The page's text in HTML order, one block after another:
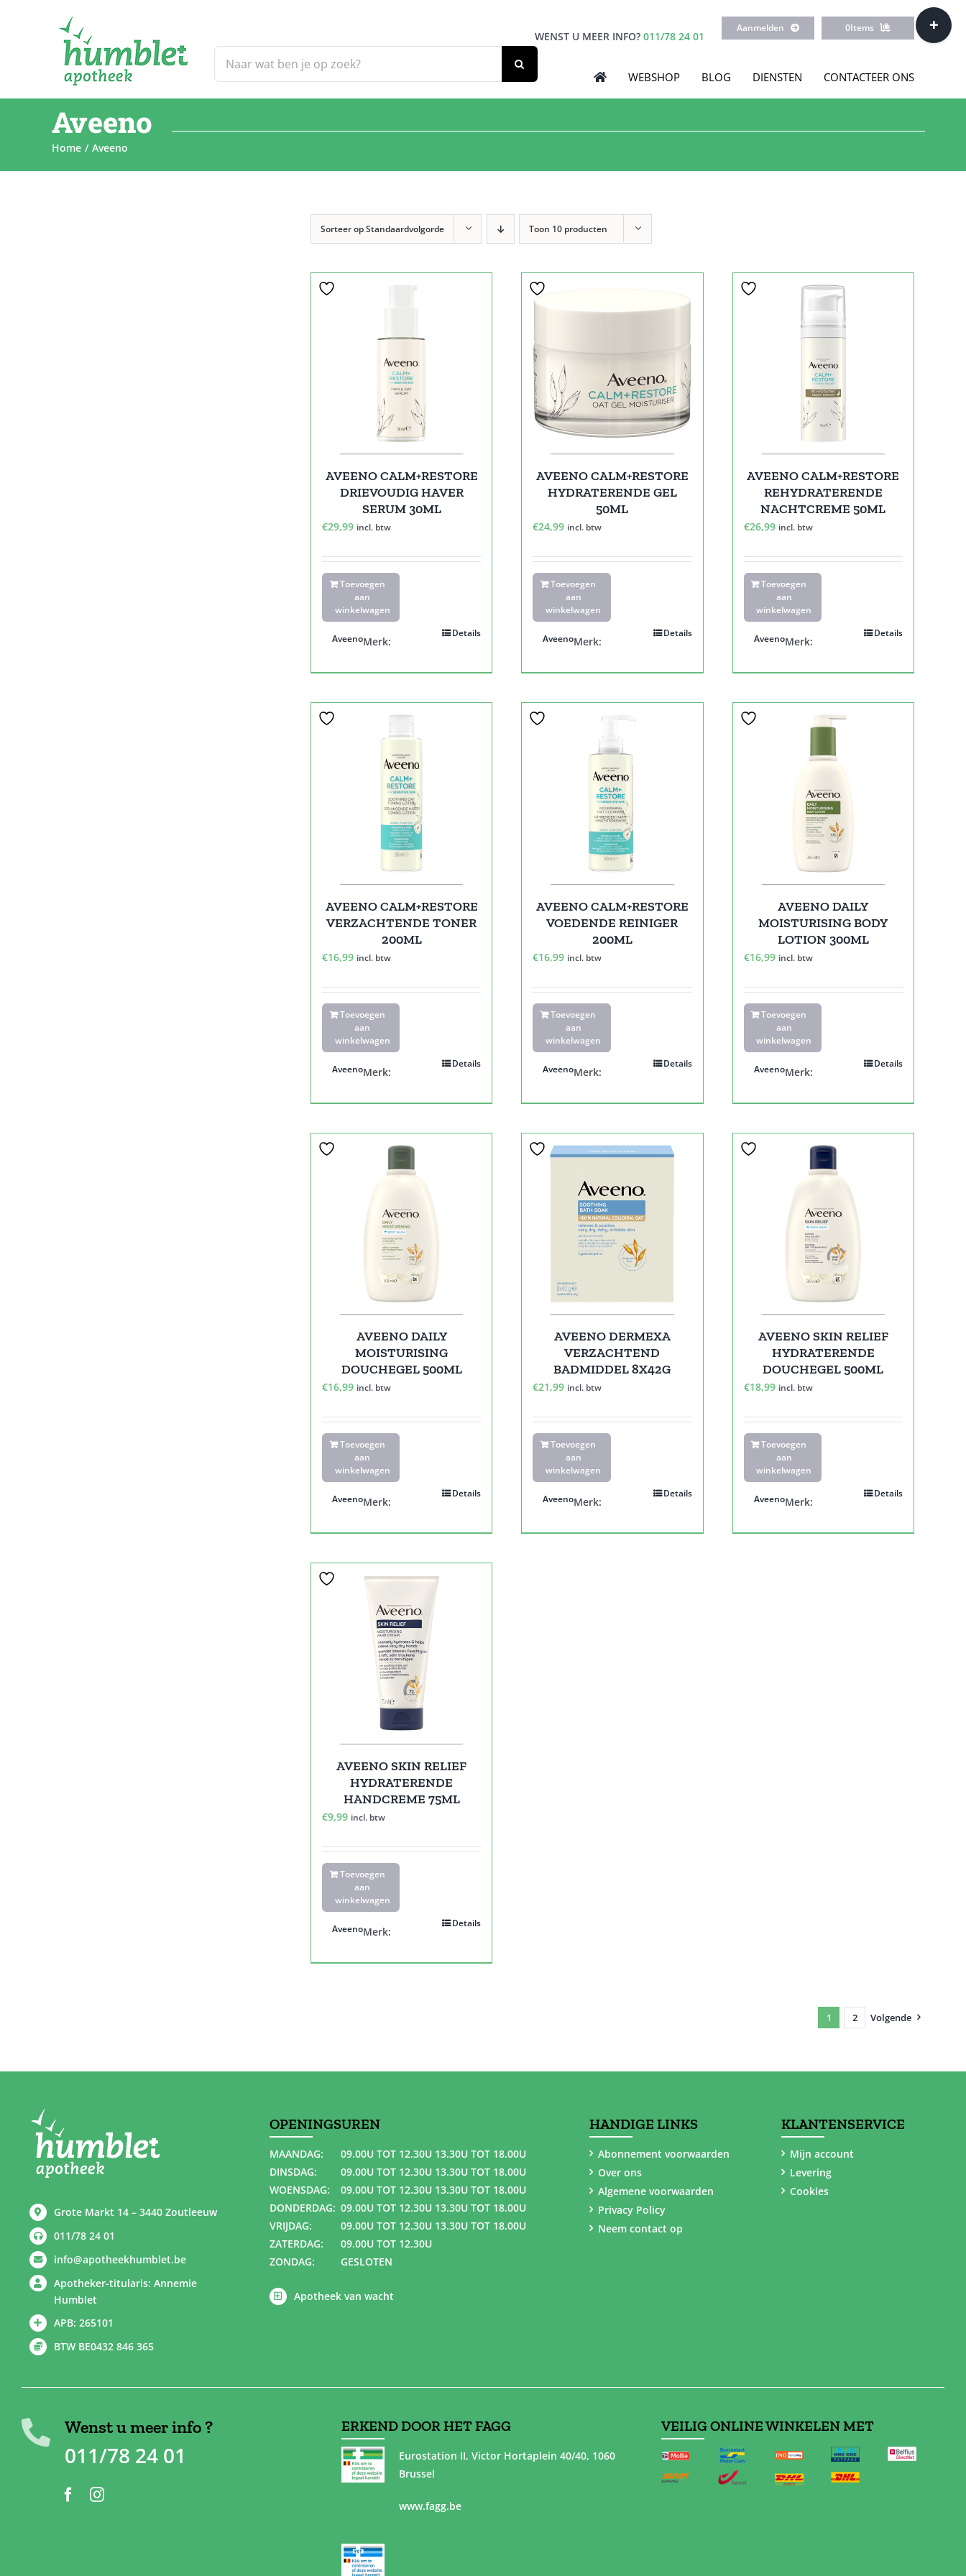
naar:
WENST U MEER INFO? 011/78 24 01
Aanmelden 0Items
WEBSHOP BLOG DIENSTEN CONTACTEER ONS
Aveeno
Home Aveeno
Sorteer opStandaardvolgorde Toon 10 producten
AVEENO CALM+RESTORE
DRIEVOUDIG HAVER
SERUM 30ML
€29,99 incl. btw
Toevoegen
aan
winkelwagen
Details
Merk:
Aveeno
AVEENO CALM+RESTORE
HYDRATERENDE GEL
50ML
€24,99 incl. btw
Toevoegen
aan
winkelwagen
Details
Merk:
Aveeno
AVEENO CALM+RESTORE
REHYDRATERENDE
NACHTCREME 50ML
€26,99 incl. btw
Toevoegen
aan
winkelwagen
Details
Merk:
Aveeno
AVEENO CALM+RESTORE
VERZACHTENDE TONER
200ML
€16,99 incl. btw
Toevoegen
aan
winkelwagen
Details
Merk:
Aveeno
AVEENO CALM+RESTORE
VOEDENDE REINIGER
200ML
€16,99 incl. btw
Toevoegen
aan
winkelwagen
Details
Merk:
Aveeno
AVEENO DAILY
MOISTURISING BODY
LOTION 300ML
€16,99 incl. btw
Toevoegen
aan
winkelwagen
Details
Merk:
Aveeno
AVEENO DAILY
MOISTURISING
DOUCHEGEL 500ML
€16,99 incl. btw
Toevoegen
aan
winkelwagen
Details
Merk:
Aveeno
AVEENO DERMEXA
VERZACHTEND
BADMIDDEL 8X42G
€21,99 incl. btw
Toevoegen
aan
winkelwagen
Details
Merk:
Aveeno
AVEENO SKIN RELIEF
HYDRATERENDE
DOUCHEGEL 500ML
€18,99 incl. btw
Toevoegen
aan
winkelwagen
Details
Merk:
Aveeno
AVEENO SKIN RELIEF
HYDRATERENDE
HANDCREME 75ML
€9,99 incl. btw
Toevoegen
aan
winkelwagen
Details
Merk:
Aveeno
1 2 Volgende
Grote Markt 14 – 3440 Zoutleeuw
011/78 24 01
info@apotheekhumblet.be
Apotheker-titularis: Annemie
Humblet
APB: 265101
BTW BE0432 846 365
OPENINGSUREN
MAANDAG:
09.00U TOT 12.30U 13.30U TOT 18.00U
DINSDAG:
09.00U TOT 12.30U 13.30U TOT 18.00U
WOENSDAG:
09.00U TOT 12.30U 13.30U TOT 18.00U
DONDERDAG: 09.00U TOT 12.30U 13.30U TOT 18.00U
VRIJDAG:
09.00U TOT 12.30U 13.30U TOT 18.00U
ZATERDAG:
09.00U TOT 12.30U
ZONDAG:
GESLOTEN
Apotheek van wacht
HANDIGE LINKS
Abonnement voorwaarden
Over ons
Algemene voorwaarden
Privacy Policy
Neem contact op
KLANTENSERVICE
Mijn account
Levering
Cookies
Wenst u meer info ?
011/78 24 01
ERKEND DOOR HET FAGG
Eurostation II, Victor Hortaplein 40/40, 1060
Brussel
www.fagg.be
VEILIG ONLINE WINKELEN MET
Toggle
Sliding